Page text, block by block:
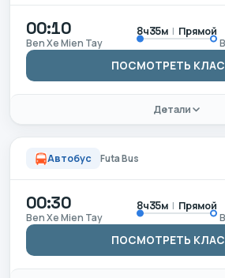
00:10
Ben Xe Mien Tay
8ч35м | Прямой
ПОСМОТРЕТЬ
Детали
Автобус Futa Bus
00:30
Ben Xe Mien Tay
8ч35м | Прямой
ПОСМОТРЕТЬ